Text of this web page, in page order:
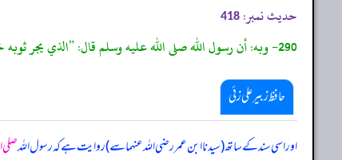
حدیث نمبر: 418
290- وبه: أن رسول الله صلى الله عليه وسلم قال: ”الذي يجر ثوبه خيلاء لا ينظر الله إليه يوم القيامة.
حافظ زبیر علی زئی
اور اسی سند کے ساتھ (سیدنا ابن عمر رضی اللہ عنہما سے) روایت ہے کہ رسول اللہصلی